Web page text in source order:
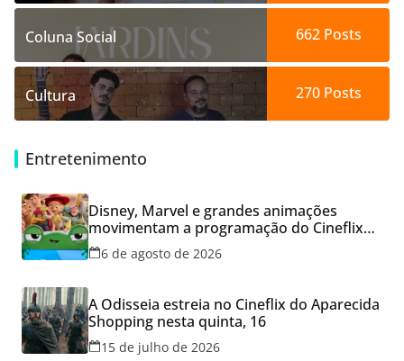
Coluna Social 662Posts
Cultura 270Posts
Entretenimento
Disney, Marvel e grandes animações
movimentam a programação do Cineflix
do Aparecida Shopping
6 de agosto de 2026
A Odisseia estreia no Cineflix do Aparecida
Shopping nesta quinta, 16
15 de julho de 2026